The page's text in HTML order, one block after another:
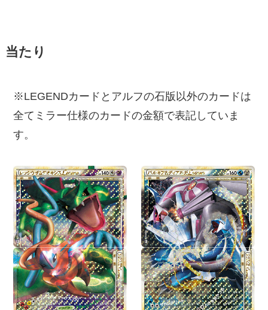
当たり
※LEGENDカードとアルフの石版以外のカードは
全てミラー仕様のカードの金額で表記していま
す。